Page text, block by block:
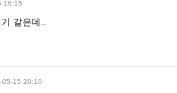
16:15
같은데..
05-15 20:10